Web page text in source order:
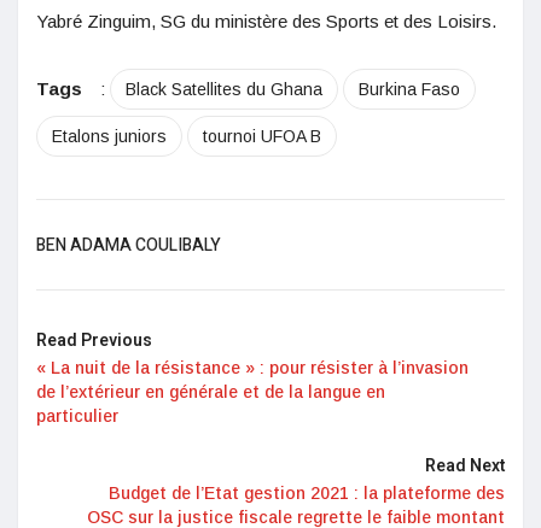
Yabré Zinguim, SG du ministère des Sports et des Loisirs.
Tags : Black Satellites du Ghana Burkina Faso
Etalons juniors tournoi UFOA B
BEN ADAMA COULIBALY
Read Previous
« La nuit de la résistance » : pour résister à l’invasion
de l’extérieur en générale et de la langue en
particulier
Read Next
Budget de l’Etat gestion 2021 : la plateforme des
OSC sur la justice fiscale regrette le faible montant